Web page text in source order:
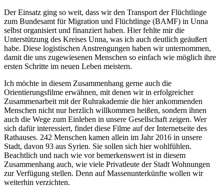
Der Einsatz ging so weit, dass wir den Transport der Flüchtlinge
zum Bundesamt für Migration und Flüchtlinge (BAMF) in Unna
selbst organisiert und finanziert haben. Hier fehlte mir die
Unterstützung des Kreises Unna, was ich auch deutlich geäußert
habe. Diese logistischen Anstrengungen haben wir unternommen,
damit die uns zugewiesenen Menschen so einfach wie möglich ihre
ersten Schritte im neuen Leben meistern.
Ich möchte in diesem Zusammenhang gerne auch die
Orientierungsfilme erwähnen, mit denen wir in erfolgreicher
Zusammenarbeit mit der Ruhrakademie die hier ankommenden
Menschen nicht nur herzlich willkommen heißen, sondern ihnen
auch die Wege zum Einleben in unsere Gesellschaft zeigen. Wer
sich dafür interessiert, findet diese Filme auf der Internetseite des
Rathauses. 242 Menschen kamen allein im Jahr 2016 in unsere
Stadt, davon 93 aus Syrien. Sie sollen sich hier wohlfühlen.
Beachtlich und nach wie vor bemerkenswert ist in diesem
Zusammenhang auch, wie viele Privatleute der Stadt Wohnungen
zur Verfügung stellen. Denn auf Massenunterkünfte wollen wir
weiterhin verzichten.